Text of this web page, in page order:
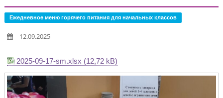
Ежедневное меню горячего питания для начальных классов
12.09.2025
2025-09-17-sm.xlsx